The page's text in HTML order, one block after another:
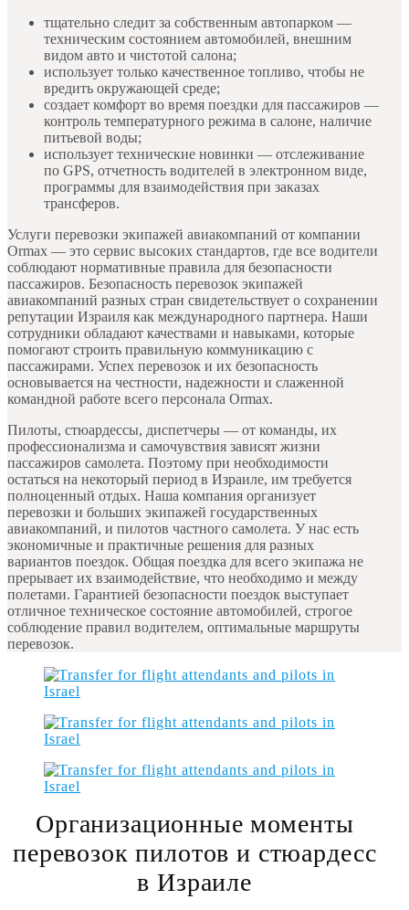
тщательно следит за собственным автопарком —
техническим состоянием автомобилей, внешним
видом авто и чистотой салона;
использует только качественное топливо, чтобы не
вредить окружающей среде;
создает комфорт во время поездки для пассажиров —
контроль температурного режима в салоне, наличие
питьевой воды;
использует технические новинки — отслеживание
по GPS, отчетность водителей в электронном виде,
программы для взаимодействия при заказах
трансферов.
Услуги перевозки экипажей авиакомпаний от компании
Ormax — это сервис высоких стандартов, где все водители
соблюдают нормативные правила для безопасности
пассажиров. Безопасность перевозок экипажей
авиакомпаний разных стран свидетельствует о сохранении
репутации Израиля как международного партнера. Наши
сотрудники обладают качествами и навыками, которые
помогают строить правильную коммуникацию с
пассажирами. Успех перевозок и их безопасность
основывается на честности, надежности и слаженной
командной работе всего персонала Ormax.
Пилоты, стюардессы, диспетчеры — от команды, их
профессионализма и самочувствия зависят жизни
пассажиров самолета. Поэтому при необходимости
остаться на некоторый период в Израиле, им требуется
полноценный отдых. Наша компания организует
перевозки и больших экипажей государственных
авиакомпаний, и пилотов частного самолета. У нас есть
экономичные и практичные решения для разных
вариантов поездок. Общая поездка для всего экипажа не
прерывает их взаимодействие, что необходимо и между
полетами. Гарантией безопасности поездок выступает
отличное техническое состояние автомобилей, строгое
соблюдение правил водителем, оптимальные маршруты
перевозок.
Организационные моменты
перевозок пилотов и стюардесс
в Израиле